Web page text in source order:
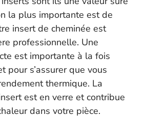
la plus importante est de
insert de cheminée est
professionnelle. Une
est importante à la fois
pour s’assurer que vous
thermique. La
est en verre et contribue
dans votre pièce.